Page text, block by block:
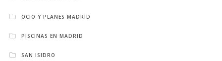
OCIO Y PLANES MADRID
PISCINAS EN MADRID
SAN ISIDRO